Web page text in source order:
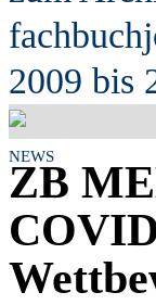
fachb
2009 bis
NEWS
ZB